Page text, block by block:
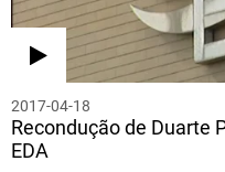
2017-04-18
Recondução de Duarte
EDA